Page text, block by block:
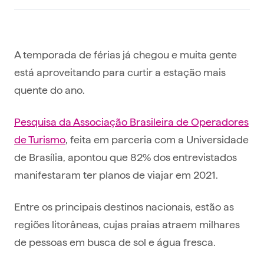
A temporada de férias já chegou e muita gente
está aproveitando para curtir a estação mais
quente do ano.
Pesquisa da Associação Brasileira de Operadores
de Turismo, feita em parceria com a Universidade
de Brasília, apontou que 82% dos entrevistados
manifestaram ter planos de viajar em 2021.
Entre os principais destinos nacionais, estão as
regiões litorâneas, cujas praias atraem milhares
de pessoas em busca de sol e água fresca.